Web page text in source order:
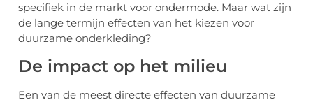
specifiek in de markt voor ondermode. Maar wat zijn
de lange termijn effecten van het kiezen voor
duurzame onderkleding?
De impact op het milieu
Een van de meest directe effecten van duurzame